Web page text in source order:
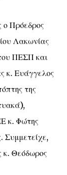
ο Πρόεδρος
Λακωνίας
ΠΕΣΠ και
κ. Ευάγγελος
της
κ. Φώτης
Συμμετείχε,
κ. Θεόδωρος